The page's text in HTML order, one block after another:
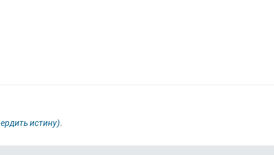
истину).